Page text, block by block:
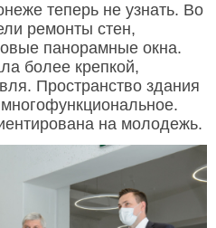
теперь не узнать. Во
ремонты стен,
панорамные окна.
более крепкой,
Пространство здания
на молодежь.